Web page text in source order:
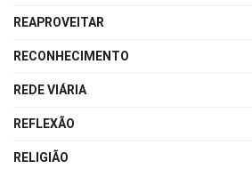
REAPROVEITAR
RECONHECIMENTO
REDE VIÁRIA
REFLEXÃO
RELIGIÃO